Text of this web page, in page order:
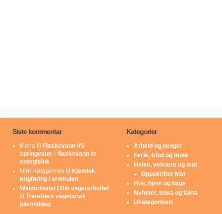
Siste kommentar
Mona til Flaskevann VS
springvann – flaskevann et
energisluk
Nini Hæggernes til Kjemisk
krigføring i armhulen
Waldorfsalat | Din vegetarbuffet
til Treretters vegetarisk
julemiddag
Kategorier
Arbeid og penger
Ferie, fritid og mote
Helse, velvære og mat
Oppskrifter Mat
Hus, hjem og hage
Nyheter, tema og fakta
Ukategorisert